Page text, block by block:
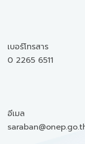
เบอร์โทรสาร
0 2265 6511
อีเมล